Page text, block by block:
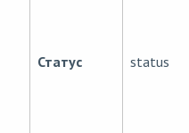
Статус status